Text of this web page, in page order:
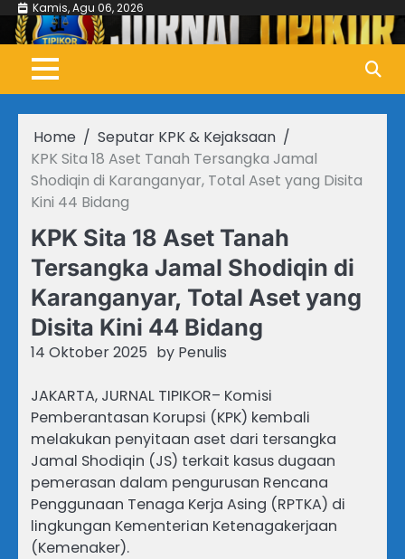
Skip
content
Kamis, Agu 06, 2026
Home
Seputar KPK & Kejaksaan
KPK Sita 18 Aset Tanah Tersangka Jamal
Shodiqin di Karanganyar, Total Aset yang Disita
Kini 44 Bidang
KPK Sita 18 Aset Tanah
Tersangka Jamal Shodiqin di
Karanganyar, Total Aset yang
Disita Kini 44 Bidang
14 Oktober 2025 by Penulis
JAKARTA, JURNAL TIPIKOR– Komisi
Pemberantasan Korupsi (KPK) kembali
melakukan penyitaan aset dari tersangka
Jamal Shodiqin (JS) terkait kasus dugaan
pemerasan dalam pengurusan Rencana
Penggunaan Tenaga Kerja Asing (RPTKA) di
lingkungan Kementerian Ketenagakerjaan
(Kemenaker).